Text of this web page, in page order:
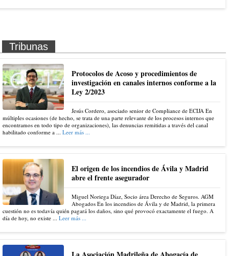
Tribunas
Protocolos de Acoso y procedimientos de
investigación en canales internos conforme a la
Ley 2/2023
Jesús Cordero, asociado senior de Compliance de ECIJA En
múltiples ocasiones (de hecho, se trata de una parte relevante de los procesos internos que
encontramos en todo tipo de organizaciones), las denuncias remitidas a través del canal
habilitado conforme a ... Leer más ...
El origen de los incendios de Ávila y Madrid
abre el frente asegurador
Miguel Noriega Díaz, Socio área Derecho de Seguros. AGM
Abogados En los incendios de Ávila y de Madrid, la primera
cuestión no es todavía quién pagará los daños, sino qué provocó exactamente el fuego. A
día de hoy, no existe ... Leer más ...